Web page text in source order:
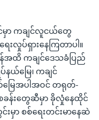
မှာ ကချင်လူငယ်တွေ
ေးလှုပ်ရှားနေကြတာပါ။
န်အထိ ကချင်ဒေသခံပြည်
ယ်မြေ၊ ကချင်
ြေအပါအဝင် တရုတ်-
စခန်းတွေဆီမှာ ခိုလှုံနေထိုင်
းမှာ စစ်ရေးတင်းမာနေဆဲ